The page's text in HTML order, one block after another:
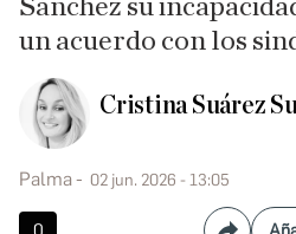
Sánchez su
un acuerdo con los
Cristina Suárez
Palma 02 jun. 2026 - 13:05